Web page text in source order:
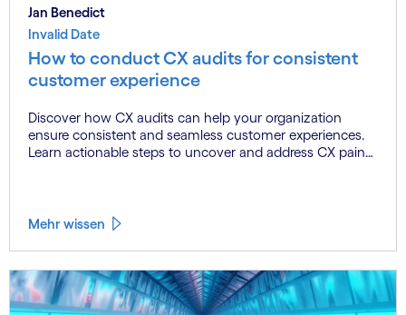
Jan Benedict
Invalid Date
How to conduct CX audits for consistent
customer experience
Discover how CX audits can help your organization
ensure consistent and seamless customer experiences.
Learn actionable steps to uncover and address CX pain
to meet evolving customer expectations.
Mehr wissen